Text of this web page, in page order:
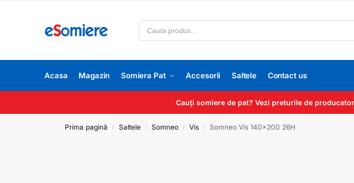
Acasa Magazin Somiera Pat Accesorii Saltele Contact us
Cauți somiere de pat? Vezi preturile de
Prima pagină / Saltele / Somneo / Vis / Somneo Vis 140×200 26H